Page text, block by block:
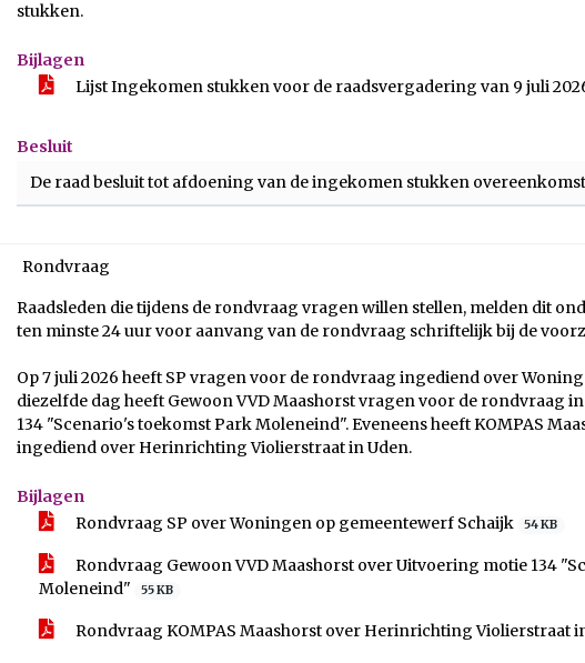
stukken.
Bijlagen
Lijst Ingekomen stukken voor de raadsvergadering van 9 juli
Besluit
De raad besluit tot afdoening van de ingekomen stukken
Rondvraag
Raadsleden die tijdens de rondvraag vragen willen stellen, melden dit
ten minste 24 uur voor aanvang van de rondvraag schriftelijk bij de
Op 7 juli 2026 heeft SP vragen voor de rondvraag ingediend over
diezelfde dag heeft Gewoon VVD Maashorst vragen voor de rondvraag
134 "Scenario's toekomst Park Moleneind". Eveneens heeft KOMPAS
ingediend over Herinrichting Violierstraat in Uden.
Bijlagen
Rondvraag SP over Woningen op gemeentewerf Schaijk
54 KB
Rondvraag Gewoon VVD Maashorst over Uitvoering motie 134
Moleneind"
55 KB
Rondvraag KOMPAS Maashorst over Herinrichting Violierstraat